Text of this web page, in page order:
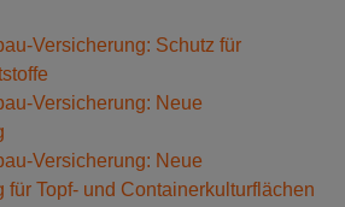
Versicherung: Schutz für
Versicherung: Neue
Versicherung: Neue
für Topf- und Containerkulturflächen